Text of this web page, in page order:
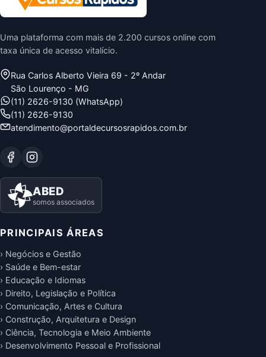
Uma plataforma com mais de 2.200 cursos online com
taxa única de acesso vitalício.
Rua Carlos Alberto Vieira 69 - 2º Andar
São Lourenço - MG
(11) 2626-9130 (WhatsApp)
(11) 2626-9130
atendimento@portaldecursosrapidos.com.br
ABED
somos associados
PRINCIPAIS ÁREAS
› Negócios e Gestão
› Saúde e Bem-estar
› Educação e Idiomas
› Direito, Legislação e Política
› Comunicação, Artes e Cultura
› Construção, Arquitetura e Design
› Ciência, Tecnologia e Meio Ambiente
› Desenvolvimento Pessoal e Profissional